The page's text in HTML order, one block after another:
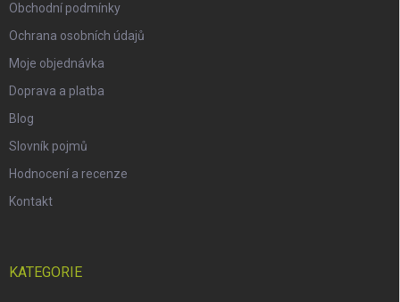
Obchodní podmínky
Ochrana osobních údajů
Moje objednávka
Doprava a platba
Blog
Slovník pojmů
Hodnocení a recenze
Kontakt
KATEGORIE